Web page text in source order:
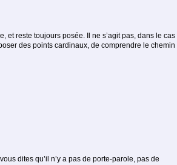
et reste toujours posée. Il ne s’agit pas, dans le cas
des points cardinaux, de comprendre le chemin
dites qu’il n’y a pas de porte-parole, pas de